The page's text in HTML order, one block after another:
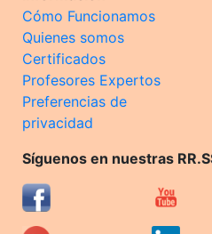
Cómo Funcionamos
Quienes somos
Certificados
Profesores Expertos
Preferencias de
privacidad
Síguenos en nuestras